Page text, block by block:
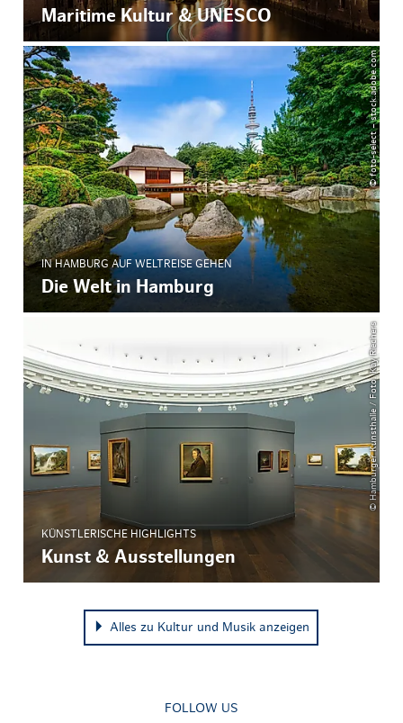
Maritime Kultur & UNESCO
© foto-select – stock.adobe.com
IN HAMBURG AUF WELTREISE GEHEN
Die Welt in Hamburg
© Hamburger Kunsthalle / Foto: Kay Riechers
KÜNSTLERISCHE HIGHLIGHTS
Kunst & Ausstellungen
Alles zu Kultur und Musik anzeigen
FOLLOW US